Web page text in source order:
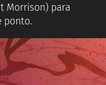
Morrison) para
ponto.